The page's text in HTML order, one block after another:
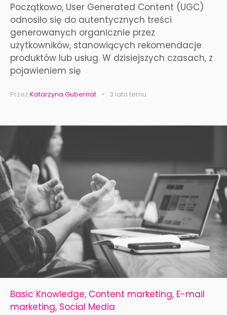
Początkowo, User Generated Content (UGC)
odnosiło się do autentycznych treści
generowanych organicznie przez
użytkowników, stanowiących rekomendacje
produktów lub usług. W dzisiejszych czasach, z
pojawieniem się
Przez Katarzyna Gubernat 3 lata temu
Basic Knowledge, Content marketing, E-mail
marketing, Social Media